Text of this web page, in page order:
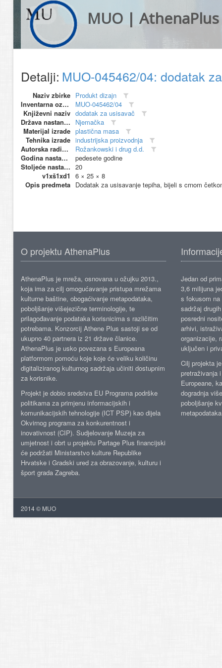
MUO | AthenaPlus
Detalji: MUO-045462/04: dodatak
Naziv zbirke Produkt dizajn
Inventarna oznaka
MUO-045462/04
Književni naziv dodatak za usisavač
Država nastanka
Njemačka
Materijal izrade plastična masa
Tehnika izrade industrijska proizvodnja
Autorska radionica (proizvođač)
Rožankowski i drug d.d.
Godina nastanka
pedesete godine
Stoljeće nastanka 20
v1xš1xd1
6 × 25 × 8
Opis predmeta Dodatak za usisavanje tepiha, bijeli s crnom
O projektu AthenaPlus
AthenaPlus je mreža, osnovana u ožujku 2013.,
koja ima za cilj omogućavanje pristupa mrežama
kulturne baštine, obogaćivanje metapodataka,
poboljšanje višejezične terminologije, te
prilagođavanje podataka korisnicima s različitim
potrebama. Konzorcij Athene Plus sastoji se od
ukupno 40 partnera iz 21 države članice.
AthenaPlus je usko povezana s Europeana
platformom pomoću koje koje će veliku količinu
digitaliziranog kulturnog sadržaja učiniti dostupnim
za korisnike.
Projekt je dobio sredstva EU Programa podrške
politikama za primjenu informacijskih i
komunikacijskih tehnologije (ICT PSP) kao dijela
Okvirnog programa za konkurentnost i
inovativnost (CIP). Sudjelovanje Muzeja za
umjetnost i obrt u projektu Partage Plus financijski
će podržati Ministarstvo kulture Republike
Hrvatske i Gradski ured za obrazovanje, kulturu i
šport grada Zagreba.
Jedan od
3,6 milijuna
s fokusom
sadržaj
posredni
arhivi,
organizacije,
uključen i
Cilj projekta
pretraživanja
Europeane,
dogradnja
poboljšanje
2014 © MUO